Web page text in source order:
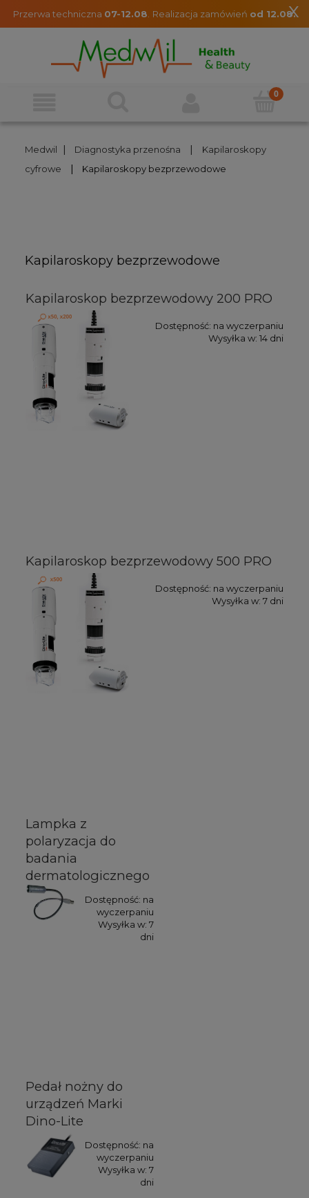
x
Przerwa techniczna 07-12.08 Realizacja zamówień od 12.08.
Medwil | Diagnostyka przenośna |
Kapilaroskopy
cyfrowe
| Kapilaroskopy bezprzewodowe
Kapilaroskopy bezprzewodowe
Kapilaroskop bezprzewodowy 200 PRO
Dostępność: na wyczerpaniu
Wysyłka w: 14 dni
Kapilaroskop bezprzewodowy 500 PRO
Dostępność: na wyczerpaniu
Wysyłka w: 7 dni
Lampka z
polaryzacja do
badania
dermatologicznego
Dostępność: na
wyczerpaniu
Wysyłka w: 7
dni
Pedał nożny do
urządzeń Marki
Dino-Lite
Dostępność: na
wyczerpaniu
Wysyłka w: 7
dni